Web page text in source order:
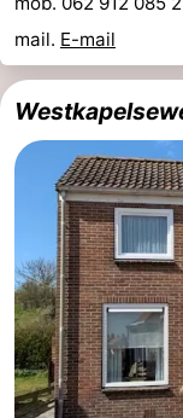
mail. E-mail